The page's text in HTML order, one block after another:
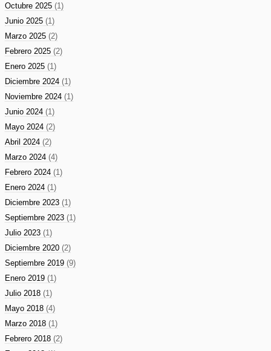
Octubre 2025 (1)
Junio 2025 (1)
Marzo 2025 (2)
Febrero 2025 (2)
Enero 2025 (1)
Diciembre 2024 (1)
Noviembre 2024 (1)
Junio 2024 (1)
Mayo 2024 (2)
Abril 2024 (2)
Marzo 2024 (4)
Febrero 2024 (1)
Enero 2024 (1)
Diciembre 2023 (1)
Septiembre 2023 (1)
Julio 2023 (1)
Diciembre 2020 (2)
Septiembre 2019 (9)
Enero 2019 (1)
Julio 2018 (1)
Mayo 2018 (4)
Marzo 2018 (1)
Febrero 2018 (2)